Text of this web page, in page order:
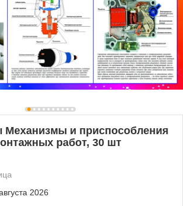
Механизмы и приспособления
работ, 30 шт
2026